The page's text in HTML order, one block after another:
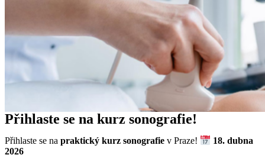
Přihlaste se na kurz sonografie!
Přihlaste se na praktický kurz sonografie v Praze!
18. dubna
2026